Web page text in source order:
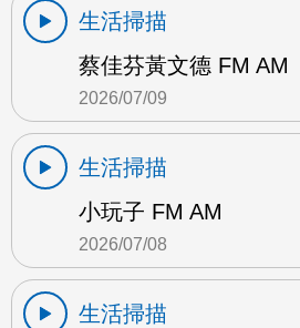
生活掃描
蔡佳芬黃文德 FM AM
2026/07/09
生活掃描
小玩子 FM AM
2026/07/08
生活掃描